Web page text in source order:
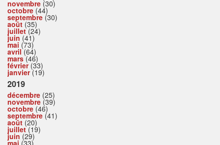
novembre (30)
octobre (44)
septembre (30)
août (35)
juillet(24)
juin (41)
mai (73)
avril(64)
mars(46)
février(33)
janvier(19)
2019
décembre (25)
novembre (39)
octobre (46)
septembre (41)
août (20)
juillet(19)
juin (29)
mai (33)